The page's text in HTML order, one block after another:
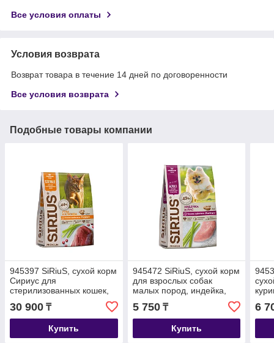
Все условия оплаты
Условия возврата
Возврат товара в течение 14 дней по договоренности
Все условия возврата
Подобные товары компании
945397 SiRiuS, сухой корм
Сириус для
стерилизованных кошек,
утка и клюква, уп.10кг.
30 900 ₸
Купить
945472 SiRiuS, сухой корм
для взрослых собак
малых пород, индейка,
5 750₸
Купить
6